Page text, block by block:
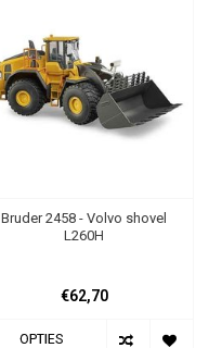
Bruder 2458 - Volvo shovel
L260H
€62,70
OPTIES